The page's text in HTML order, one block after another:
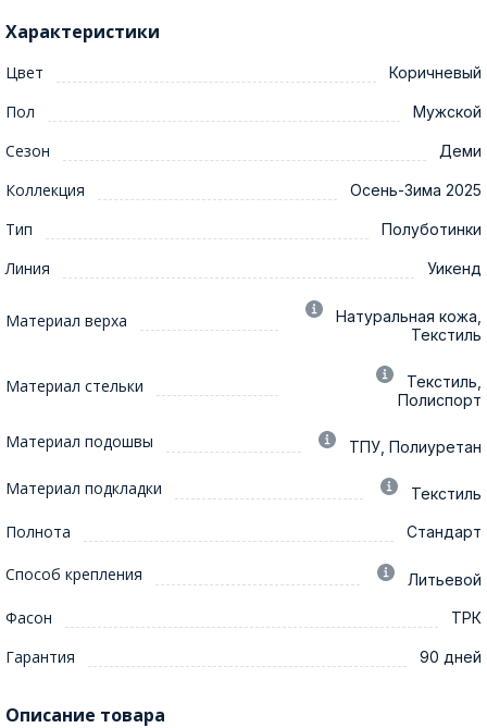
Характеристики
Цвет Коричневый
Пол Мужской
Сезон Деми
Коллекция Осень-Зима 2025
Тип Полуботинки
Линия Уикенд
Материал верха
Натуральная кожа,
Текстиль
Материал стельки
Текстиль,
Полиспорт
Материал подошвы ТПУ, Полиуретан
Материал подкладки Текстиль
Полнота Стандарт
Способ крепления Литьевой
Фасон ТРК
Гарантия 90 дней
Описание товара